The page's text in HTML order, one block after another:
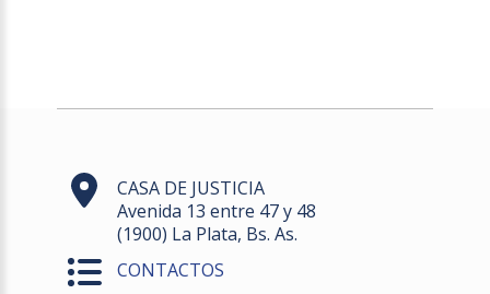
CASA DE JUSTICIA
Avenida 13 entre 47 y 48
(1900) La Plata, Bs. As.
CONTACTOS